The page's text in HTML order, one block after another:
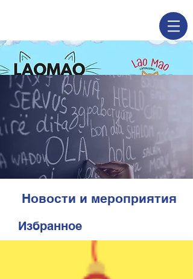
Новости и мероприятия
Избранное